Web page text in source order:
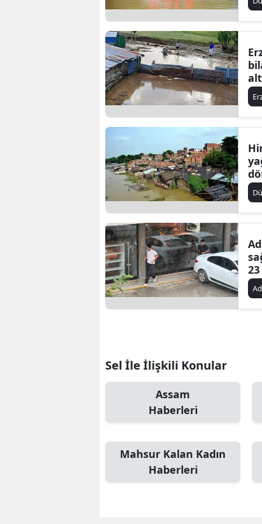
Sel İle İlişkili Konular
Assam
Haberleri
Mahsur Kalan Kadın
Haberleri